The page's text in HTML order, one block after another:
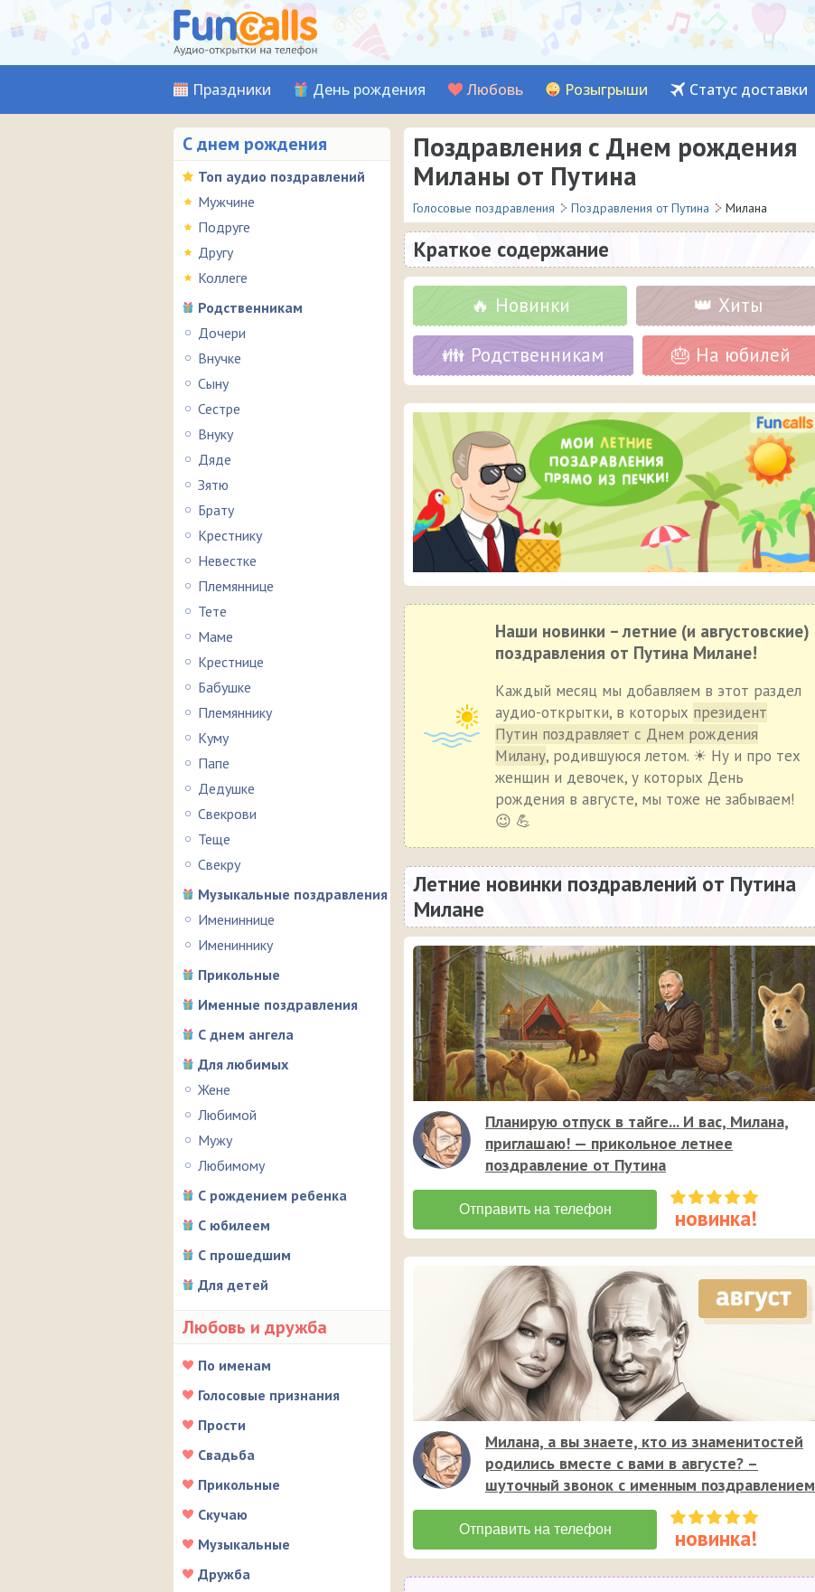
Праздники День рождения Любовь Розыгрыши Статус доставки
С днем рождения
Топ аудио поздравлений
Мужчине
Подруге
Другу
Коллеге
Родственникам
Дочери
Внучке
Сыну
Сестре
Внуку
Дяде
Зятю
Брату
Крестнику
Невестке
Племяннице
Тете
Маме
Крестнице
Бабушке
Племяннику
Куму
Папе
Дедушке
Свекрови
Теще
Свекру
Музыкальные поздравления
Имениннице
Имениннику
Прикольные
Именные поздравления
С днем ангела
Для любимых
Жене
Любимой
Мужу
Любимому
С рождением ребенка
С юбилеем
С прошедшим
Для детей
Любовь и дружба
По именам
Голосовые признания
Прости
Свадьба
Прикольные
Скучаю
Музыкальные
Дружба
Поздравления с Днем рождения
Миланы от Путина
Голосовые поздравления Поздравления от Путина Милана
Краткое содержание
🔥 Новинки 👑 Хиты
👪 Родственникам 🎂 На юбилей
Наши новинки – летние (и августовские)
поздравления от Путина Милане!
Каждый месяц мы добавляем в этот раздел
аудио-открытки, в которых президент
Путин поздравляет с Днем рождения
Милану, родившуюся летом. ☀ Ну и про тех
женщин и девочек, у которых День
рождения в августе, мы тоже не забываем!
😉 💪
Летние новинки поздравлений от Путина
Милане
Планирую отпуск в тайге... И вас, Милана,
приглашаю! — прикольное летнее
поздравление от Путина
Милана, а вы знаете, кто из знаменитостей
родились вместе с вами в августе? –
шуточный звонок с именным поздравлением